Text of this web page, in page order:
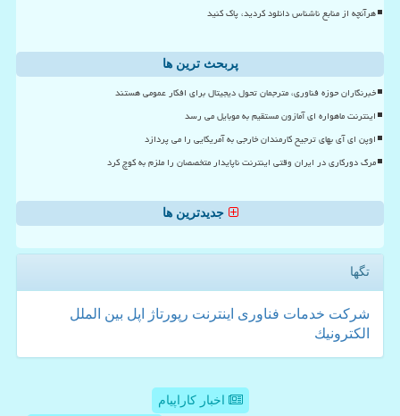
هرآنچه از منابع ناشناس دانلود کردید، پاک کنید
پربحث ترین ها
خبرنگاران حوزه فناوری، مترجمان تحول دیجیتال برای افکار عمومی هستند
اینترنت ماهواره ای آمازون مستقیم به موبایل می رسد
اوپن ای آی بهای ترجیح کارمندان خارجی به آمریکایی را می پردازد
مرگ دورکاری در ایران وقتی اینترنت ناپایدار متخصصان را ملزم به کوچ کرد
جدیدترین ها
تگها
شركت خدمات فناوری اینترنت رپورتاژ اپل بین الملل
الكترونیك
اخبار کاراپیام